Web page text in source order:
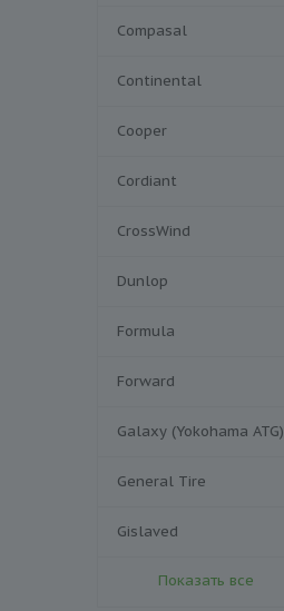
Compasal
Continental
Cooper
Cordiant
CrossWind
Dunlop
Formula
Forward
Galaxy (Yokohama ATG)
General Tire
Gislaved
Показать все